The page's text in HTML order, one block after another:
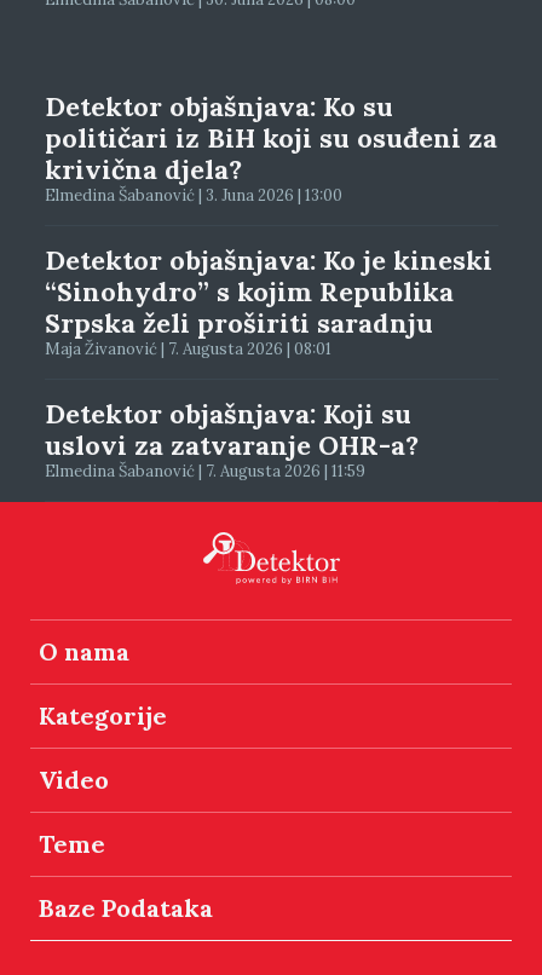
Detektor objašnjava: Ko su
političari iz BiH koji su osuđeni za
krivična djela?
Elmedina Šabanović | 3. Juna 2026 | 13:00
Detektor objašnjava: Ko je kineski
“Sinohydro” s kojim Republika
Srpska želi proširiti saradnju
Maja Živanović | 7. Augusta 2026 | 08:01
Detektor objašnjava: Koji su
uslovi za zatvaranje OHR-a?
Elmedina Šabanović | 7. Augusta 2026 | 11:59
O nama
Kategorije
Video
Teme
Baze Podataka